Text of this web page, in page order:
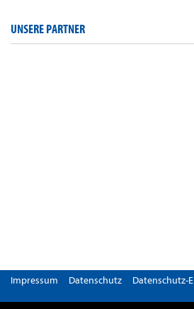
UNSERE PARTNER
Impressum Datenschutz Datenschutz-